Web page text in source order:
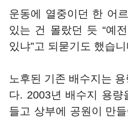
운동에 열중이던 한 어
있는 건 몰랐던 듯 “예
있냐”고 되묻기도 했습
노후된 기존 배수지는
다. 2003년 배수지 용
들고 상부에 공원이 만